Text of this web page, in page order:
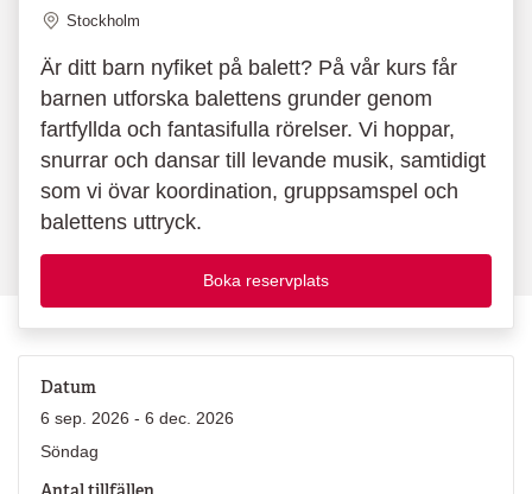
Plats
Stockholm
Är ditt barn nyfiket på balett? På vår kurs får
barnen utforska balettens grunder genom
fartfyllda och fantasifulla rörelser. Vi hoppar,
snurrar och dansar till levande musik, samtidigt
som vi övar koordination, gruppsamspel och
balettens uttryck.
Boka reservplats
Datum
6 sep. 2026 - 6 dec. 2026
Söndag